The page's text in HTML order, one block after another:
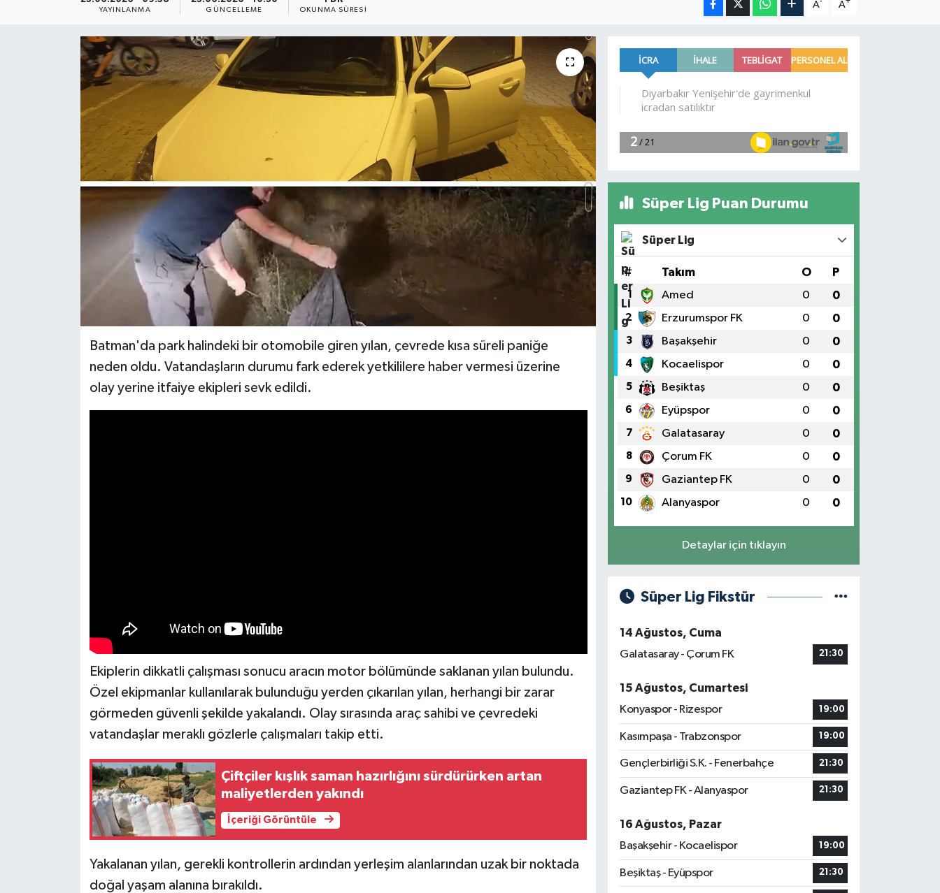
YAYINLANMA GÜNCELLEME OKUNMA SÜRESI
A A
Batman'da park halindeki bir otomobile giren yılan, çevrede kısa süreli paniğe
neden oldu. Vatandaşların durumu fark ederek yetkililere haber vermesi üzerine
olay yerine itfaiye ekipleri sevk edildi.
Ekiplerin dikkatli çalışması sonucu aracın motor bölümünde saklanan yılan bulundu.
Özel ekipmanlar kullanılarak bulunduğu yerden çıkarılan yılan, herhangi bir zarar
görmeden güvenli şekilde yakalandı. Olay sırasında araç sahibi ve çevredeki
vatandaşlar meraklı gözlerle çalışmaları takip etti.
Çiftçiler kışlık saman hazırlığını sürdürürken artan
maliyetlerden yakındı
İçeriği Görüntüle
Yakalanan yılan, gerekli kontrollerin ardından yerleşim alanlarından uzak bir noktada
doğal yaşam alanına bırakıldı.
Süper Lig Puan Durumu
Süper Lig
# Takım O P
1 Amed 0 0
2 Erzurumspor FK 0 0
3 Başakşehir 0 0
4 Kocaelispor 0 0
5 Beşiktaş 0 0
6 Eyüpspor 0 0
7 Galatasaray 0 0
8 Çorum FK 0 0
9 Gaziantep FK 0 0
10 Alanyaspor 0 0
Detaylar için tıklayın
Süper Lig Fikstür
14 Ağustos, Cuma
Galatasaray - Çorum FK
21:30
15 Ağustos, Cumartesi
Konyaspor - Rizespor
19:00
Kasımpaşa - Trabzonspor 19:00
Gençlerbirliği S.K. - Fenerbahçe 21:30
Gaziantep FK - Alanyaspor 21:30
16 Ağustos, Pazar
Başakşehir - Kocaelispor
19:00
Beşiktaş - Eyüpspor 21:30
Bi̇li̇m & Teknoloji̇